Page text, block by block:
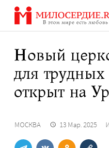
Перейти
содержанию
Новый
для трудных
открыт на
МОСКВА 13 Мар. 2025